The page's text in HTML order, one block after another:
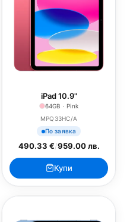
iPad 10.9"
64GB · Pink
MPQ33HC/A
По заявка
490.33 €/959.00 лв.
Купи